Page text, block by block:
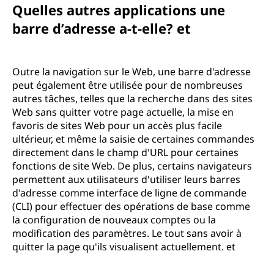
Quelles autres applications une
barre d’adresse a-t-elle? et
Outre la navigation sur le Web, une barre d'adresse
peut également être utilisée pour de nombreuses
autres tâches, telles que la recherche dans des sites
Web sans quitter votre page actuelle, la mise en
favoris de sites Web pour un accès plus facile
ultérieur, et même la saisie de certaines commandes
directement dans le champ d'URL pour certaines
fonctions de site Web. De plus, certains navigateurs
permettent aux utilisateurs d'utiliser leurs barres
d'adresse comme interface de ligne de commande
(CLI) pour effectuer des opérations de base comme
la configuration de nouveaux comptes ou la
modification des paramètres. Le tout sans avoir à
quitter la page qu'ils visualisent actuellement. et